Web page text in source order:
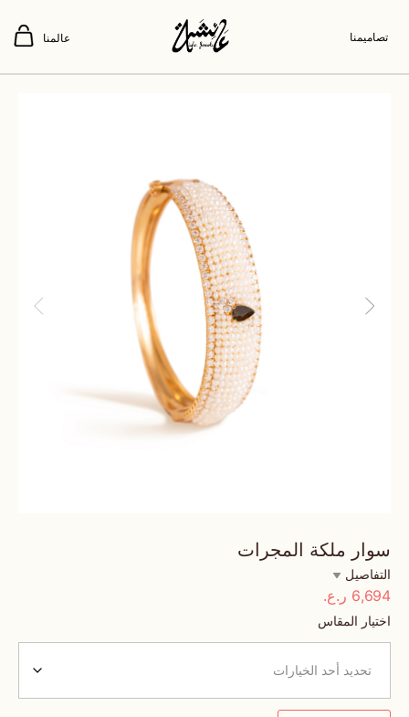
تصاميمنا عالمنا
سوار ملكة المجرات
التفاصيل
6,694 ر.ع.
اختيار المقاس